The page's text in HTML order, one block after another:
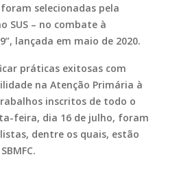
selecionadas pela
SUS – no combate à
lançada em maio de 2020.
práticas exitosas com
na Atenção Primária à
inscritos de todo o
feira, dia 16 de julho, foram
dentre os quais, estão